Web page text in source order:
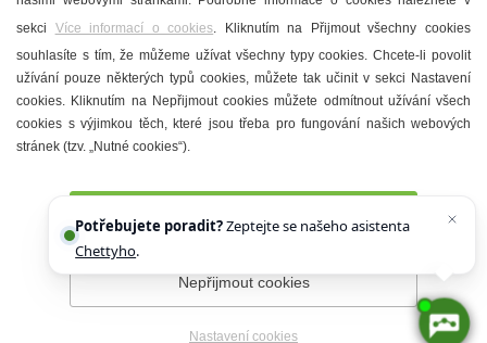
Ubytování
Restaurace
Městské muzeum a galerie
Denní meníčka
Prohlášení o přístupnosti Správce webu
sekci Více informací o cookies. Kliknutím na Přijmout všechny cookies
souhlasíte s tím, že můžeme užívat všechny typy cookies. Chcete-li povolit
užívání pouze některých typů cookies, můžete tak učinit v sekci Nastavení
cookies. Kliknutím na Nepřijmout cookies můžete odmítnout užívání všech
cookies s výjimkou těch, které jsou třeba pro fungování našich webových
stránek (tzv. „Nutné cookies“).
Přijmout všechny cookies
Nepřijmout cookies
Nastavení cookies
Potřebujete poradit?Zeptejte se našeho asistenta
Chettyho.